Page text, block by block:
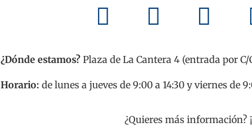
  
¿Dónde estamos? Plaza de La Cantera 4 (entrada por
Horario:de lunes a jueves de 9:00 a 14:30 y viernes de
¿Quieres más información?